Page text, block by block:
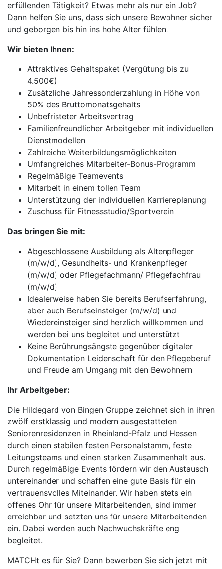
erfüllenden Tätigkeit? Etwas mehr als nur ein Job?
Dann helfen Sie uns, dass sich unsere Bewohner sicher
und geborgen bis hin ins hohe Alter fühlen.
Wir bieten Ihnen:
Attraktives Gehaltspaket (Vergütung bis zu
4.500€)
Zusätzliche Jahressonderzahlung in Höhe von
50% des Bruttomonatsgehalts
Unbefristeter Arbeitsvertrag
Familienfreundlicher Arbeitgeber mit individuellen
Dienstmodellen
Zahlreiche Weiterbildungsmöglichkeiten
Umfangreiches Mitarbeiter-Bonus-Programm
Regelmäßige Teamevents
Mitarbeit in einem tollen Team
Unterstützung der individuellen Karriereplanung
Zuschuss für Fitnessstudio/Sportverein
Das bringen Sie mit:
Abgeschlossene Ausbildung als Altenpfleger
(m/w/d), Gesundheits- und Krankenpfleger
(m/w/d) oder Pflegefachmann/ Pflegefachfrau
(m/w/d)
Idealerweise haben Sie bereits Berufserfahrung,
aber auch Berufseinsteiger (m/w/d) und
Wiedereinsteiger sind herzlich willkommen und
werden bei uns begleitet und unterstützt
Keine Berührungsängste gegenüber digitaler
Dokumentation Leidenschaft für den Pflegeberuf
und Freude am Umgang mit den Bewohnern
Ihr Arbeitgeber:
Die Hildegard von Bingen Gruppe zeichnet sich in ihren
zwölf erstklassig und modern ausgestatteten
Seniorenresidenzen in Rheinland-Pfalz und Hessen
durch einen stabilen festen Personalstamm, feste
Leitungsteams und einen starken Zusammenhalt aus.
Durch regelmäßige Events fördern wir den Austausch
untereinander und schaffen eine gute Basis für ein
vertrauensvolles Miteinander. Wir haben stets ein
offenes Ohr für unsere Mitarbeitenden, sind immer
erreichbar und setzten uns für unsere Mitarbeitenden
ein. Dabei werden auch Nachwuchskräfte eng
begleitet.
MATCHt es für Sie? Dann bewerben Sie sich jetzt mit